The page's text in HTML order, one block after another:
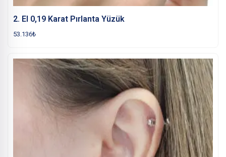
2. El 0,19 Karat Pırlanta Yüzük
53.136₺